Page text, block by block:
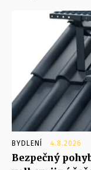
BYDLENÍ 4.8.2026
Bezpečný